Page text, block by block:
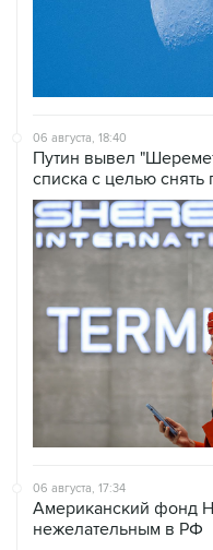
06 августа, 18:40
Путин вывел
списка с целью снять
06 августа, 17:34
Американский фонд
нежелательным в РФ